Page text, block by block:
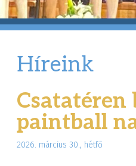
Híreink
Csatatéren
paintball
2026. március 30., hétfő